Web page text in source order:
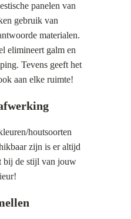
panelen van
gebruik van
materialen.
elimineert galm en
Tevens geeft het
aan elke ruimte!
houtsoorten
zijn is er altijd
bij de stijl van jouw